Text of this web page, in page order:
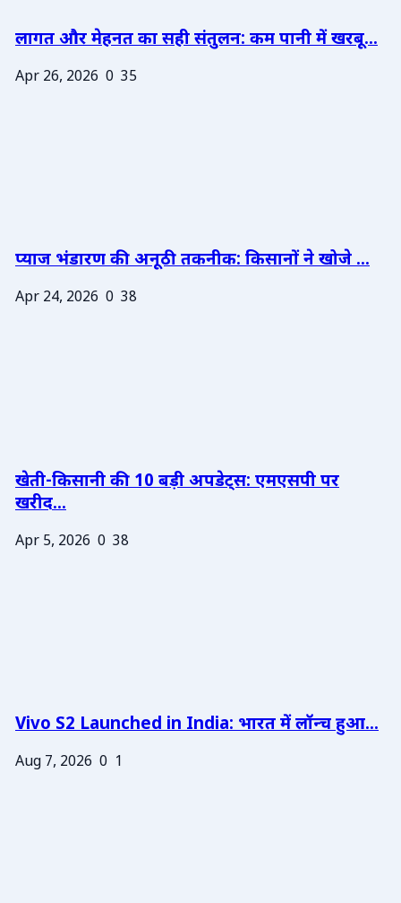
लागत और मेहनत का सही संतुलन: कम पानी में खरबू...
Apr 26, 2026 0 35
प्याज भंडारण की अनूठी तकनीक: किसानों ने खोजे ...
Apr 24, 2026 0 38
खेती-किसानी की 10 बड़ी अपडेट्स: एमएसपी पर
खरीद...
Apr 5, 2026 0 38
Vivo S2 Launched in India: भारत में लॉन्च हुआ...
Aug 7, 2026 0 1